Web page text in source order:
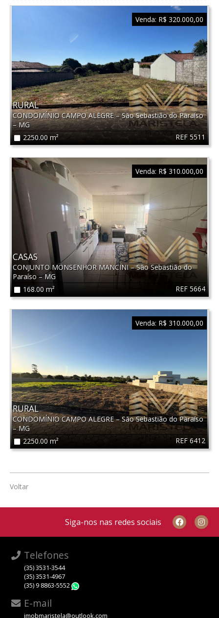
REF 5511
RURAL
CONDOMÍNIO CAMPO ALEGRE–São Sebastião do Paraíso
–MG
2250.00 m²
Venda: R$ 320.000,00
REF 5664
CASAS
CONJUNTO MONSENHOR MANCINI–São Sebastião do
Paraíso–MG
168.00 m²
Venda: R$ 310.000,00
REF 6412
RURAL
CONDOMÍNIO CAMPO ALEGRE–São Sebastião do Paraíso
–MG
2250.00 m²
Venda: R$ 310.000,00
Voltar
Siga-nos nas redes sociais
Telefones
(35) 3531-3544
(35) 3531-4967
(35) 9 8863-5552
E-mail
imobmaristela@outlook.com